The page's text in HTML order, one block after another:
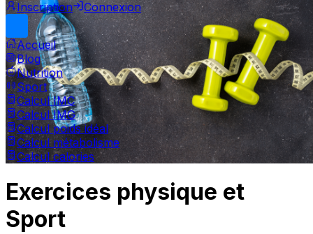
Inscription Connexion
Accueil
Blog
Nutrition
Sport
Calcul IMC
Calcul IMG
Calcul poids idéal
Calcul métabolisme
Calcul calories
Exercices physique et
Sport